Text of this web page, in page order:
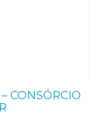
CONSÓRCIO